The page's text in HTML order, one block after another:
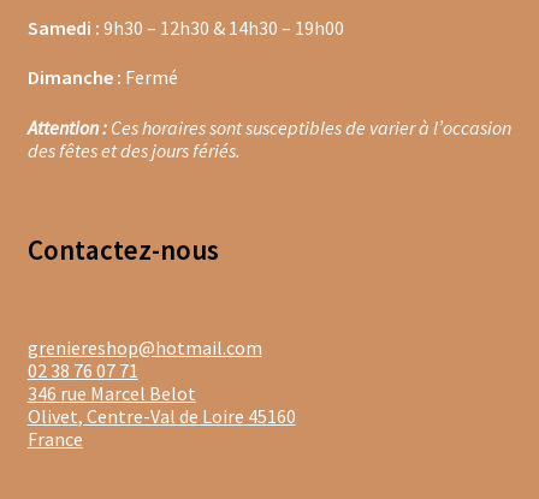
Moulins à sel
Gimber
Biscuits de chambord
Gâteaux apéritif
Samedi : 9h30 – 12h30 & 14h30 – 19h00
Dimanche : Fermé
Attention :Ces horaires sont susceptibles de varier à l’occasion
des fêtes et des jours fériés.
Contactez-nous
greniereshop@hotmail.com
02 38 76 07 71
346 rue Marcel Belot
Olivet, Centre-Val de Loire 45160
France